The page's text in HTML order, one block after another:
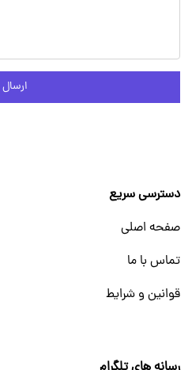
ارسال
دسترسی سریع
صفحه اصلی
تماس با ما
قوانین و شرایط